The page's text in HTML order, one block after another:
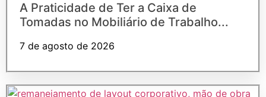
A Praticidade de Ter a Caixa de
Tomadas no Mobiliário de Trabalho...
7 de agosto de 2026